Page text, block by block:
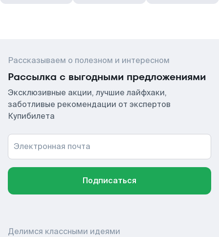
Рассказываем о полезном и интересном
Рассылка с выгодными предложениями
Эксклюзивные акции, лучшие лайфхаки,
заботливые рекомендации от экспертов
Купибилета
Электронная почта
Подписаться
Делимся классными идеями